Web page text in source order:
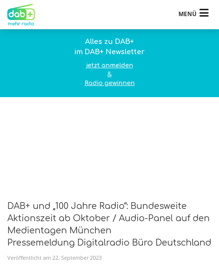
MENÜ
Alles zu DAB+
im DAB+ Newsletter
jetzt anmelden
&
Radio gewinnen
DAB+ und „100 Jahre Radio“: Bundesweite
Aktionszeit ab Oktober / Audio-Panel auf den
Medientagen München
Pressemeldung Digitalradio Büro Deutschland
Veröffentlicht am 22. September 2023